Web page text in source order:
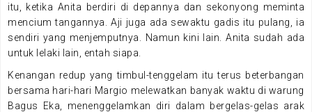
itu, ketika Anita berdiri di depannya dan sekonyong meminta
mencium tangannya. Aji juga ada sewaktu gadis itu pulang, ia
sendiri yang menjemputnya. Namun kini lain. Anita sudah ada
untuk lelaki lain, entah siapa.
Kenangan redup yang timbul-tenggelam itu terus beterbangan
bersama hari-hari Margio melewatkan banyak waktu di warung
Bagus Eka, menenggelamkan diri dalam bergelas-gelas arak